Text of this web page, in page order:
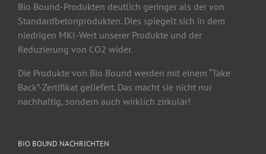
Bio Bound-Produkten deutlich geringer als der von
Standardbetonprodukten. Dies spiegelt sich in dem
niedrigen MKI-Wert unserer Produkte und der
Reduzierung von CO2 wider.
Die Produkte von Bio Bound werden mit einem “Take
Back”-Zertifikat geliefert. Das macht sie nicht nur
nachhaltig, sondern auch wirklich zirkulär!
BIO BOUND NACHRICHTEN